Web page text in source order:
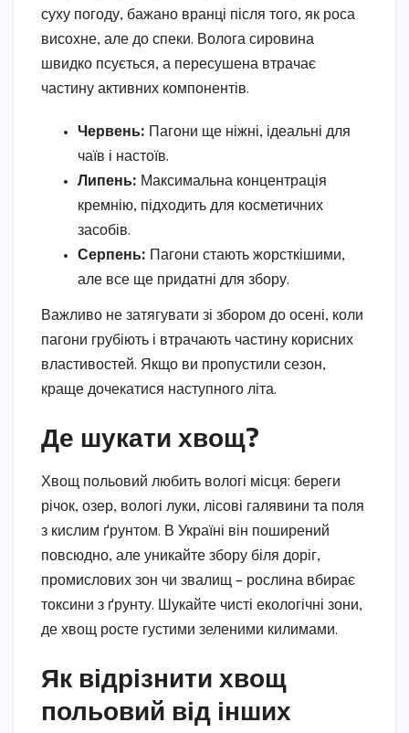
суху погоду, бажано вранці після того, як роса
висохне, але до спеки. Волога сировина
швидко псується, а пересушена втрачає
частину активних компонентів.
Червень: Пагони ще ніжні, ідеальні для
чаїв і настоїв.
Липень: Максимальна концентрація
кремнію, підходить для косметичних
засобів.
Серпень: Пагони стають жорсткішими,
але все ще придатні для збору.
Важливо не затягувати зі збором до осені, коли
пагони грубіють і втрачають частину корисних
властивостей. Якщо ви пропустили сезон,
краще дочекатися наступного літа.
Де шукати хвощ?
Хвощ польовий любить вологі місця: береги
річок, озер, вологі луки, лісові галявини та поля
з кислим ґрунтом. В Україні він поширений
повсюдно, але уникайте збору біля доріг,
промислових зон чи звалищ – рослина вбирає
токсини з ґрунту. Шукайте чисті екологічні зони,
де хвощ росте густими зеленими килимами.
Як відрізнити хвощ
польовий від інших